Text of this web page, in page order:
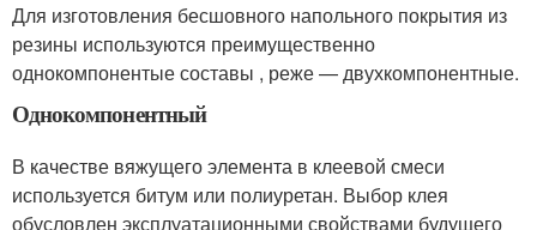
Для изготовления бесшовного напольного покрытия из
резины используются преимущественно
однокомпонентые составы , реже — двухкомпонентные.
Однокомпонентный
В качестве вяжущего элемента в клеевой смеси
используется битум или полиуретан. Выбор клея
обусловлен эксплуатационными свойствами будущего